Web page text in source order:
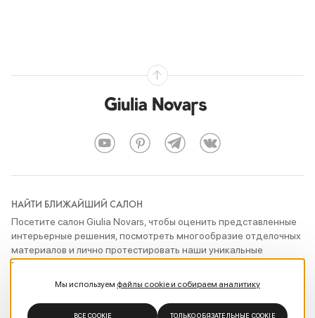
НАЙТИ БЛИЖАЙШИЙ САЛОН
Посетите салон Giulia Novars, чтобы оценить представленные
интерьерные решения, посмотреть многообразие отделочных
материалов и лично протестировать наши уникальные
технические разработки
Мы используем файлы cookie и собираем аналитику
ВСЕ COOKIE ТОЛЬКО ОБЯЗАТЕЛЬНЫЕ COOKIE